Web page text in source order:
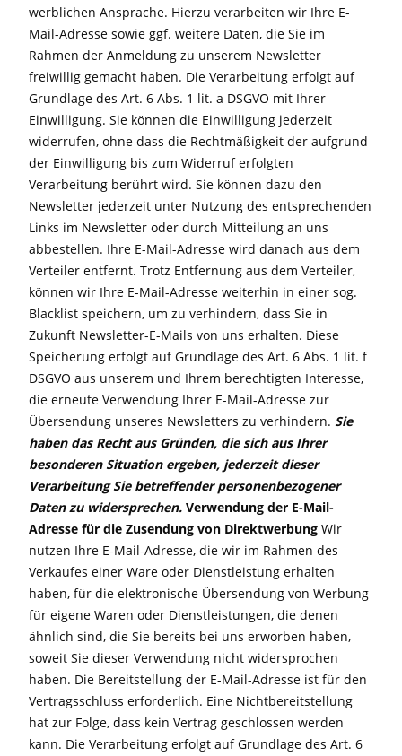
werblichen Ansprache. Hierzu verarbeiten wir Ihre E-
Mail-Adresse sowie ggf. weitere Daten, die Sie im
Rahmen der Anmeldung zu unserem Newsletter
freiwillig gemacht haben. Die Verarbeitung erfolgt auf
Grundlage des Art. 6 Abs. 1 lit. a DSGVO mit Ihrer
Einwilligung. Sie können die Einwilligung jederzeit
widerrufen, ohne dass die Rechtmäßigkeit der aufgrund
der Einwilligung bis zum Widerruf erfolgten
Verarbeitung berührt wird. Sie können dazu den
Newsletter jederzeit unter Nutzung des entsprechenden
Links im Newsletter oder durch Mitteilung an uns
abbestellen. Ihre E-Mail-Adresse wird danach aus dem
Verteiler entfernt. Trotz Entfernung aus dem Verteiler,
können wir Ihre E-Mail-Adresse weiterhin in einer sog.
Blacklist speichern, um zu verhindern, dass Sie in
Zukunft Newsletter-E-Mails von uns erhalten. Diese
Speicherung erfolgt auf Grundlage des Art. 6 Abs. 1 lit. f
DSGVO aus unserem und Ihrem berechtigten Interesse,
die erneute Verwendung Ihrer E-Mail-Adresse zur
Übersendung unseres Newsletters zu verhindern. Sie
haben das Recht aus Gründen, die sich aus Ihrer
besonderen Situation ergeben, jederzeit dieser
Verarbeitung Sie betreffender personenbezogener
Daten zu widersprechen. Verwendung der E-Mail-
Adresse für die Zusendung von Direktwerbung Wir
nutzen Ihre E-Mail-Adresse, die wir im Rahmen des
Verkaufes einer Ware oder Dienstleistung erhalten
haben, für die elektronische Übersendung von Werbung
für eigene Waren oder Dienstleistungen, die denen
ähnlich sind, die Sie bereits bei uns erworben haben,
soweit Sie dieser Verwendung nicht widersprochen
haben. Die Bereitstellung der E-Mail-Adresse ist für den
Vertragsschluss erforderlich. Eine Nichtbereitstellung
hat zur Folge, dass kein Vertrag geschlossen werden
kann. Die Verarbeitung erfolgt auf Grundlage des Art. 6